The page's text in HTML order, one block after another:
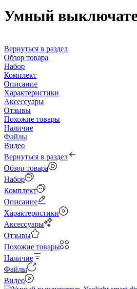
Умный
Вернуться в раздел
Обзор товара
Набор
Комплект
Описание
Характеристики
Аксессуары
Отзывы
Похожие товары
Наличие
Файлы
Видео
Вернуться в раздел
Обзор товара
Набор
Комплект
Описание
Характеристики
Аксессуары
Отзывы
Похожие товары
Наличие
Файлы
Видео